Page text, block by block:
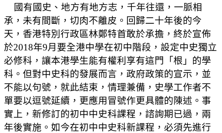
國有國史、地方有地方志，千年往還，一脈相
承，未有間斷，切肉不離皮。回歸二十年後的今
天，香港特別行政區林鄭特首敢於承擔，終於宣佈
於2018年9月要全港中學在初中階段，設定中史獨立
必修科，讓本港學生能有權利享有這門「根」的學
科。但對中史科的發展而言，政府政策的宣示，並
不能以句號，就此結束，情理兼備，史學工作者不
單要以逗號延續，更應用冒號作更具體的陳述。事
實上，新修訂的初中中史科課程，諮詢期已過，兩
年後實施。如今在初中中史科新課程，必須先進行